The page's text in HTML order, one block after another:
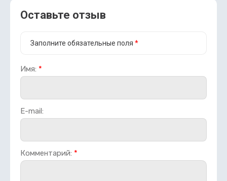
Оставьте отзыв
Заполните обязательные поля *
Имя: *
E-mail:
Комментарий: *